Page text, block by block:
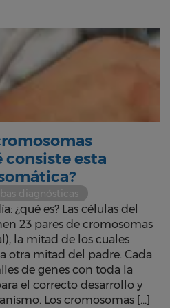
consiste esta
diagnósticas
¿qué es? Las células del
23 pares de cromosomas
la mitad de los cuales
otra mitad del padre. Cada
de genes con toda la
el correcto desarrollo y
Los cromosomas […]